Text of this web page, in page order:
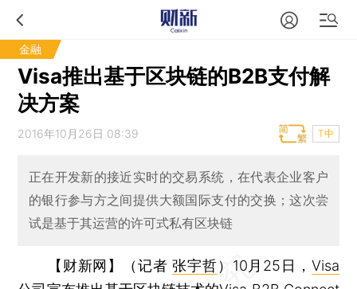
金融
Visa推出基于区块链的B2B支付解
决方案
2016年10月26日 08:39 T中
正在开发新的接近实时的交易系统，在代表企业客户
的银行参与方之间提供大额国际支付的交换；这次尝
试是基于其运营的许可式私有区块链
【财新网】（记者张宇哲） 10月25日， Visa